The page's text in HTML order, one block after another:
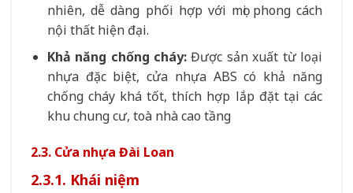
nhiên, dễ dàng phối hợp với mọi phong cách
nội thất hiện đại.
Khả năng chống cháy: Được sản xuất từ loại
nhựa đặc biệt, cửa nhựa ABS có khả năng
chống cháy khá tốt, thích hợp lắp đặt tại các
khu chung cư, toà nhà cao tầng
2.3. Cửa nhựa Đài Loan
2.3.1. Khái niệm